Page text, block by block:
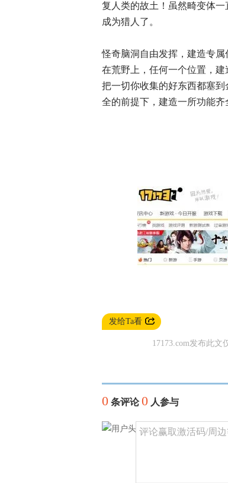
复人类的故土！虽然畸变体
成为猎人了。
怪奇脑洞自由发挥，建造专属
在荒野上，任何一个位置，
把一切你收集的好东西都塞
全的前提下，建造一所功能
发给Ta看
17173.com发布此文
0 条评论0 人参与
评论赢取激活码/周